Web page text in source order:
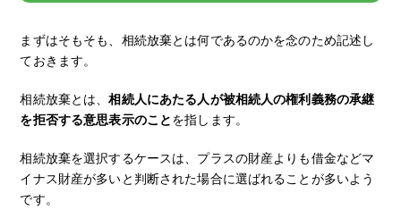
まずはそもそも、相続放棄とは何であるのかを念のため記述し
ておきます。
相続放棄とは、相続人にあたる人が被相続人の権利義務の承継
を拒否する意思表示のことを指します。
相続放棄を選択するケースは、プラスの財産よりも借金などマ
イナス財産が多いと判断された場合に選ばれることが多いよう
です。